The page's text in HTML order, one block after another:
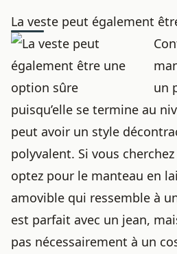
La veste peut également
un
puisqu’elle se termine au
peut avoir un style
polyvalent. Si vous
optez pour le manteau en
amovible qui ressemble à
est parfait avec un jean,
pas nécessairement à un